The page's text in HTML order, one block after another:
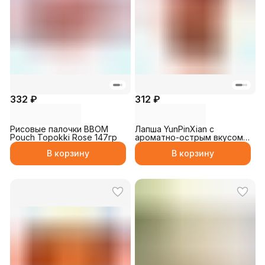
332 ₽
Рисовые палочки BBOM
Pouch Topokki Rose 147гр
В корзину
312 ₽
Лапша YunPinXian с
ароматно-острым вкусом
125гр
В корзину